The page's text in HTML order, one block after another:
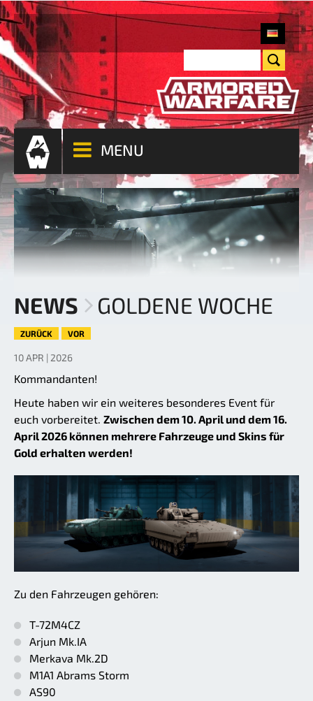
MENU
NEWS GOLDENE WOCHE
ZURÜCK VOR
10 APR | 2026
Kommandanten!
Heute haben wir ein weiteres besonderes Event für
euch vorbereitet. Zwischen dem 10. April und dem 16.
April 2026 können mehrere Fahrzeuge und Skins für
Gold erhalten werden!
Zu den Fahrzeugen gehören:
T-72M4CZ
Arjun Mk.IA
Merkava Mk.2D
M1A1 Abrams Storm
AS90